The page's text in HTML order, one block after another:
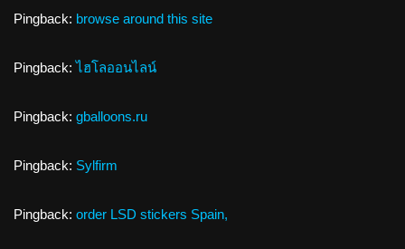
Pingback: browse around this site
Pingback:ไฮโลออนไลน์
Pingback: gballoons.ru
Pingback: Sylfirm
Pingback: order LSD stickers Spain,